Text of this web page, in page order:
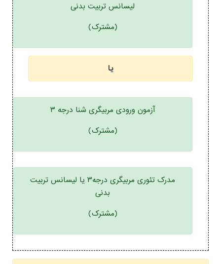
لیسانس تربیت بدنی
(مشترک)
یا
آزمون ورودی مربیگری شنا درجه ۳
(مشترک)
مدرک تئوری مربیگری درجه۳ یا لیسانس تربیت
بدنی
(مشترک)